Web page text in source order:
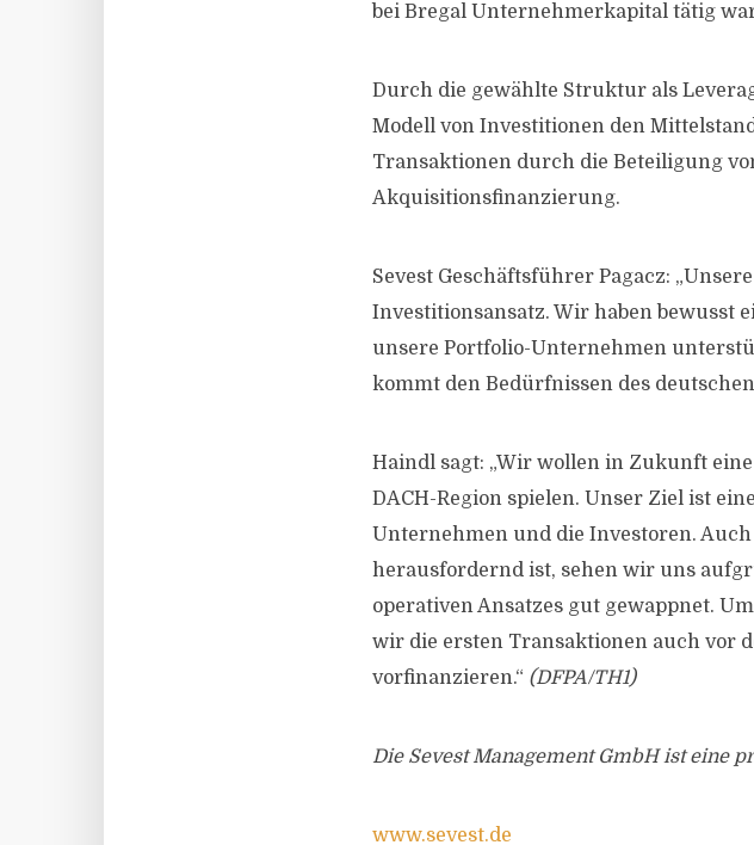
bei Bregal Unternehmerkapital tätig
Durch die gewählte Struktur als
Modell von Investitionen den
Transaktionen durch die Beteiligung
Akquisitionsfinanzierung.
Sevest Geschäftsführer Pagacz:
Investitionsansatz. Wir haben bewusst
unsere Portfolio-Unternehmen
kommt den Bedürfnissen des
Haindl sagt: „Wir wollen in Zukunft
DACH-Region spielen. Unser Ziel ist
Unternehmen und die Investoren.
herausfordernd ist, sehen wir uns
operativen Ansatzes gut gewappnet.
wir die ersten Transaktionen auch vor
vorfinanzieren.“ (DFPA/TH1)
Die Sevest Management GmbH ist eine
www.sevest.de